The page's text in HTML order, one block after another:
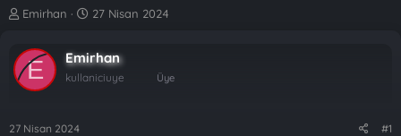
K
b
u
y
b
Emirhan
B
l
a
27 Nisan 2024
E Emirhan
kullaniciuye Üye
27 Nisan 2024 #1